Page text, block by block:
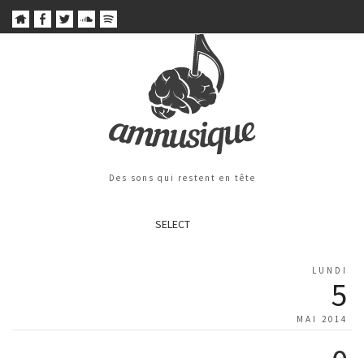
Des sons qui restent en tête
SELECT
LUNDI
5
MAI 2014